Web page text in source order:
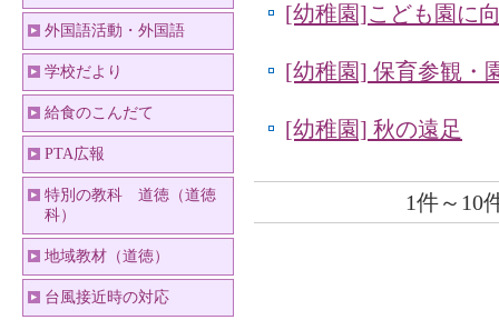
[幼稚園]こども園に
[幼稚園] 保育参観・
[幼稚園] 秋の遠足
1件～
外国語活動・外国語
学校だより
給食のこんだて
PTA広報
特別の教科 道徳（道徳
科）
地域教材（道徳）
台風接近時の対応